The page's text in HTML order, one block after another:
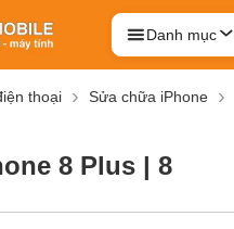
Danh mục
thoại Sửa chữa iPhone
8 Plus | 8